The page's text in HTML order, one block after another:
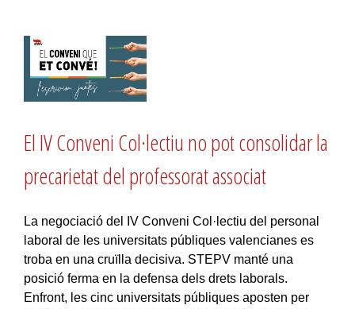
El IV Conveni Col·lectiu no pot consolidar la
precarietat del professorat associat
La negociació del IV Conveni Col·lectiu del personal
laboral de les universitats públiques valencianes es
troba en una cruïlla decisiva. STEPV manté una
posició ferma en la defensa dels drets laborals.
Enfront, les cinc universitats públiques aposten per